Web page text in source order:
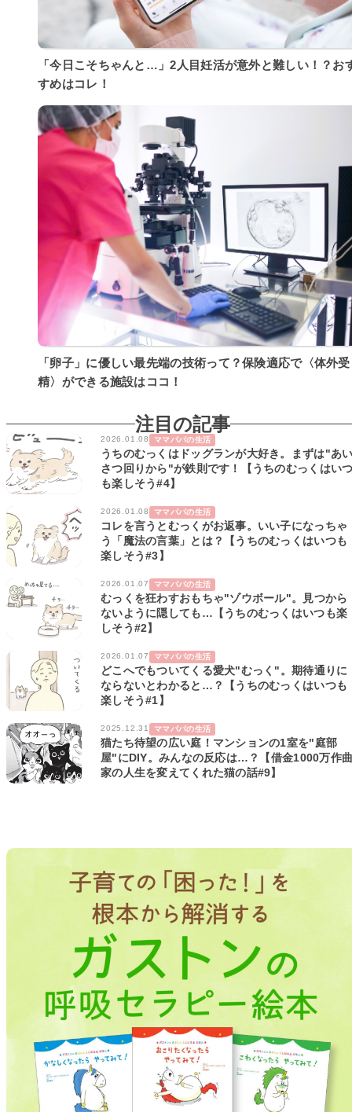
「今日こそちゃんと…」2人目妊活が意外と難しい！？お
すめはコレ！
「卵子」に優しい最先端の技術って？保険適応で〈体外受
精〉ができる施設はココ！
注目の記事
2026.01.08 ママパパの生活
うちのむっくはドッグランが大好き。まずは"あ
さつ回りから"が鉄則です！【うちのむっくはい
も楽しそう#4】
2026.01.08 ママパパの生活
コレを言うとむっくがお返事。いい子になっちゃ
う「魔法の言葉」とは？【うちのむっくはいつも
楽しそう#3】
2026.01.07 ママパパの生活
むっくを狂わすおもちゃ"ゾウボール"。見つから
ないように隠しても…【うちのむっくはいつも楽
しそう#2】
2026.01.07 ママパパの生活
どこへでもついてくる愛犬"むっく"。期待通りに
ならないとわかると…？【うちのむっくはいつも
楽しそう#1】
2025.12.31 ママパパの生活
猫たち待望の広い庭！マンションの1室を"庭部
屋"にDIY。みんなの反応は…？【借金1000万作
家の人生を変えてくれた猫の話#9】